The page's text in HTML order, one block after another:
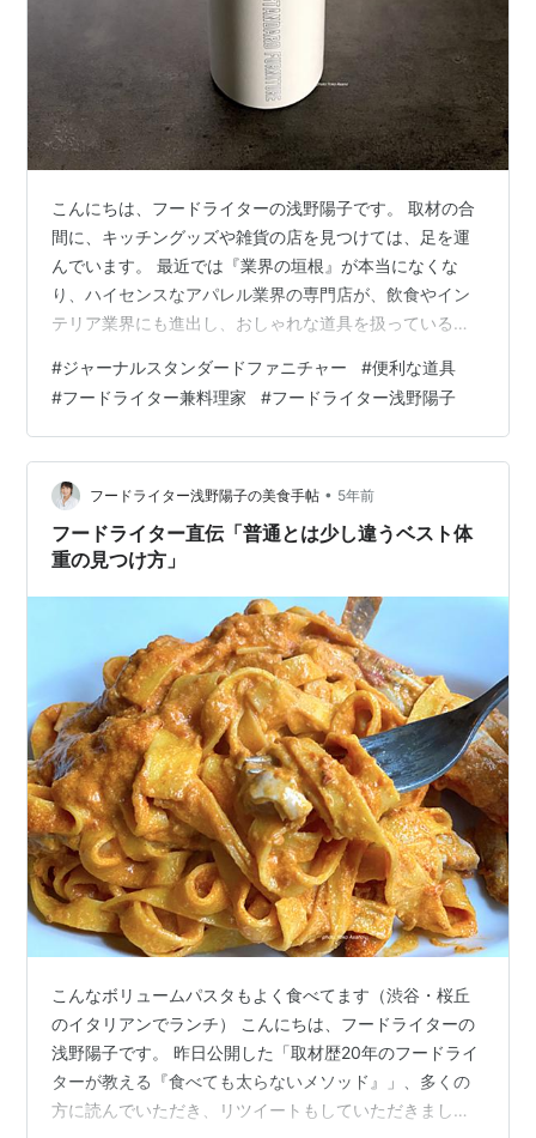
こんにちは、フードライターの浅野陽子です。 取材の合
間に、キッチングッズや雑貨の店を見つけては、足を運
んでいます。 最近では『業界の垣根』が本当になくな
り、ハイセンスなアパレル業界の専門店が、飲食やイン
テリア業界にも進出し、おしゃれな道具を扱っているの
スタンダード（JOURNAL STANDARD）がやっている、
ライフスタイル雑貨の専門店「ジャーナルスタンダード
ファニチャー」で買った、魅惑の道具3つを紹介します。
※広告費、紹介料などは一切いただいておりません。 す
べて浅野個人の主観です。 baycrews.jp 1.オリーブウッ
ドのカッティ…
#ジャーナルスタンダードファニチャー #便利な道具
#フードライター兼料理家 #フードライター浅野陽子
フードライター浅野陽子の美食手帖 • 5年前
フードライター直伝「普通とは少し違うベスト体
重の見つけ方」
こんなボリュームパスタもよく食べてます（渋谷・桜丘
のイタリアンでランチ） こんにちは、フードライターの
浅野陽子です。 昨日公開した「取材歴20年のフードライ
ターが教える『食べても太らないメソッド』」、多くの
方に読んでいただき、リツイートもしていただきまし